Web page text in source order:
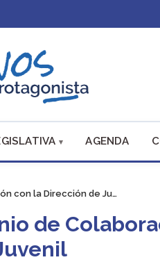
AGENDA
con la Dirección de Ju…
de